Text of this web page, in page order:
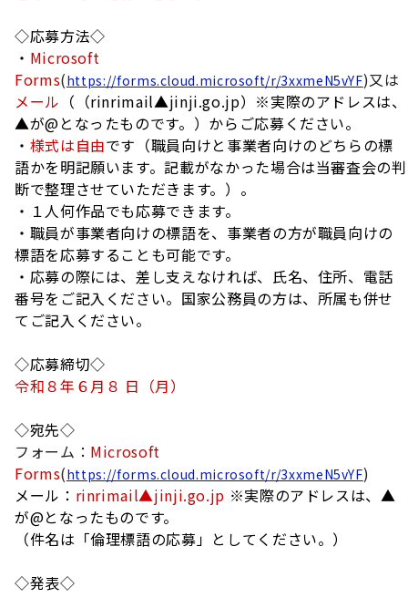
◇応募方法◇
・ Microsoft
Forms(https://forms.cloud.microsoft/r/3xxmeN5vYF)又は
メール （（rinrimail▲jinji.go.jp）※実際のアドレスは、
▲が@となったものです。）からご応募ください。
・ 様式は自由です（職員向けと事業者向けのどちらの標
語かを明記願います。記載がなかった場合は当審査会の判
断で整理させていただきます。）。
・１人何作品でも応募できます。
・職員が事業者向けの標語を、事業者の方が職員向けの
標語を応募することも可能です。
・応募の際には、差し支えなければ、氏名、住所、電話
番号をご記入ください。国家公務員の方は、所属も併せ
てご記入ください。
◇応募締切◇
令和８年６月８ 日（月）
◇宛先◇
フォーム： Microsoft
Forms(https://forms.cloud.microsoft/r/3xxmeN5vYF)
メール： rinrimail▲jinji.go.jp ※実際のアドレスは、▲
が@となったものです。
（件名は「倫理標語の応募」としてください。）
◇発表◇